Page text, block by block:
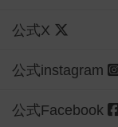
公式X
公式instagram
公式Facebook